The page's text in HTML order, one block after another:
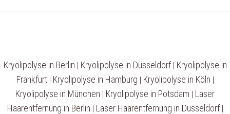
Kryolipolyse in Berlin | Kryolipolyse in Düsseldorf| Kryolipolyse in
Frankfurt| Kryolipolyse in Hamburg | Kryolipolyse in Köln |
Kryolipolyse in München | Kryolipolyse in Potsdam | Laser
Haarentfernung in Berlin | Laser Haarentfernung in Düsseldorf|